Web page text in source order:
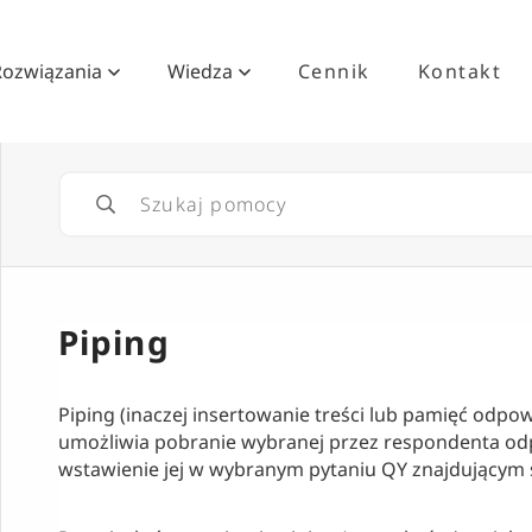
Wiedza Cennik Kontakt
Piping
Piping (inaczej insertowanie treści lub pamięć
umożliwia pobranie wybranej przez respondenta
wstawienie jej w wybranym pytaniu QY